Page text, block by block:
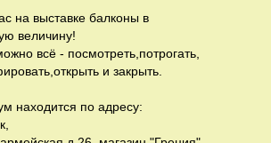
на выставке балконы в
величину!
всё - посмотреть,потрогать,
и закрыть.
находится по адресу: